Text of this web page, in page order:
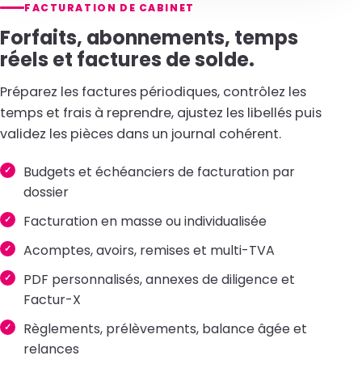
FACTURATION DE CABINET
Forfaits, abonnements, temps
réels et factures de solde.
Préparez les factures périodiques, contrôlez les
temps et frais à reprendre, ajustez les libellés puis
validez les pièces dans un journal cohérent.
Budgets et échéanciers de facturation par
dossier
Facturation en masse ou individualisée
Acomptes, avoirs, remises et multi-TVA
PDF personnalisés, annexes de diligence et
Factur-X
Règlements, prélèvements, balance âgée et
relances